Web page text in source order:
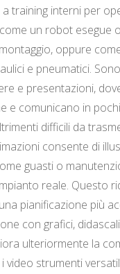
a training interni per
un robot esegue
oppure
e pneumatici.
e presentazioni,
e comunicano in
difficili da
consente di
guasti o
reale. Questo
pianificazione più
con grafici,
ulteriormente la
video strumenti